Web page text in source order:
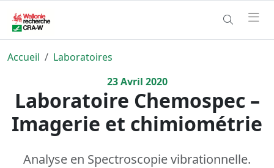
Accueil
Laboratoires
23Avril 2020
Laboratoire Chemospec –
Imagerie et chimiométrie
Analyse en Spectroscopie vibrationnelle.